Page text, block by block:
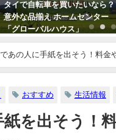
【ラオス土産にも】ビエンチャ
ン＆サワンナケートでコーヒー
豆を買おう！焙煎工場はどこに
ある？
2017年8月25日
あの人に手紙を出そう！料金
おすすめ 生活情報
を出そう！